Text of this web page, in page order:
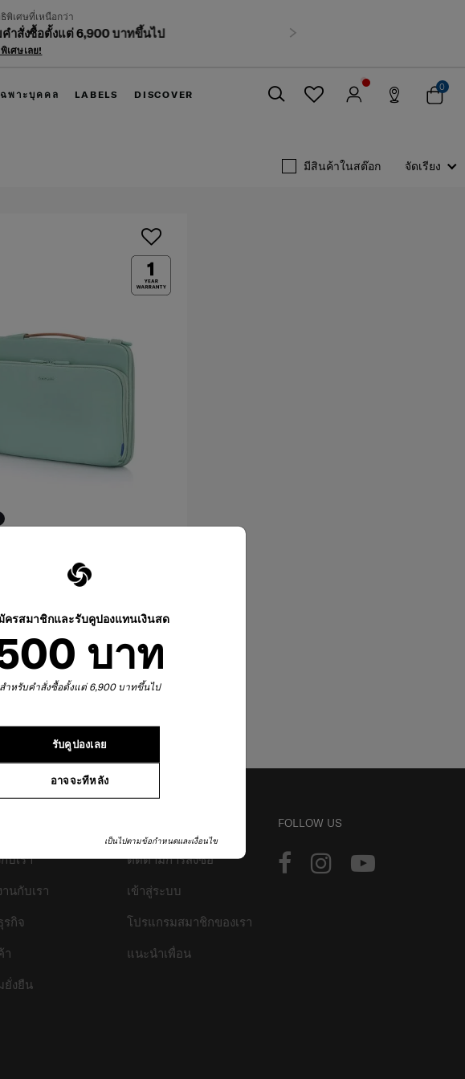
ครสมาชิกและรับคูปองแทนเงินสด
บาท
สำหรับคำสั่งซื้อตั้งแต่ 6,900 บาทขึ้นไป
รับคูปองเลย
อาจจะทีหลัง
เป็นไปตามข้อกำหนดและเงื่อนไข
อกว่า
งแต่ 6,900 บาทขึ้นไป
พาะบุคคล LABELS DISCOVER
0
มีสินค้าในสต๊อก จัดเรียง
ในรถเข็น
บเรา
นกับเรา
รกิจ
า
ยั่งยืน
ติดตามการสั่งซื้อ
เข้าสู่ระบบ
โปรแกรมสมาชิกของเรา
แนะนำเพื่อน
FOLLOW US